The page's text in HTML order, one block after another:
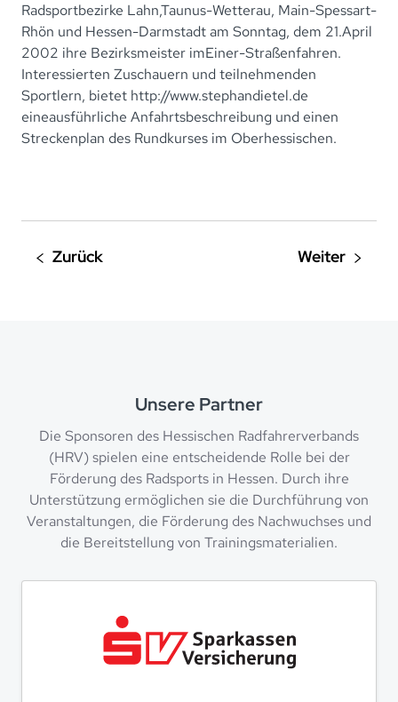
Radsportbezirke Lahn,Taunus-Wetterau, Main-Spessart-
Rhön und Hessen-Darmstadt am Sonntag, dem 21.April
2002 ihre Bezirksmeister imEiner-Straßenfahren.
Interessierten Zuschauern und teilnehmenden
Sportlern, bietet http://www.stephandietel.de
eineausführliche Anfahrtsbeschreibung und einen
Streckenplan des Rundkurses im Oberhessischen.
Unsere Partner
Die Sponsoren des Hessischen Radfahrerverbands
(HRV) spielen eine entscheidende Rolle bei der
Förderung des Radsports in Hessen. Durch ihre
Unterstützung ermöglichen sie die Durchführung von
Veranstaltungen, die Förderung des Nachwuchses und
die Bereitstellung von Trainingsmaterialien.